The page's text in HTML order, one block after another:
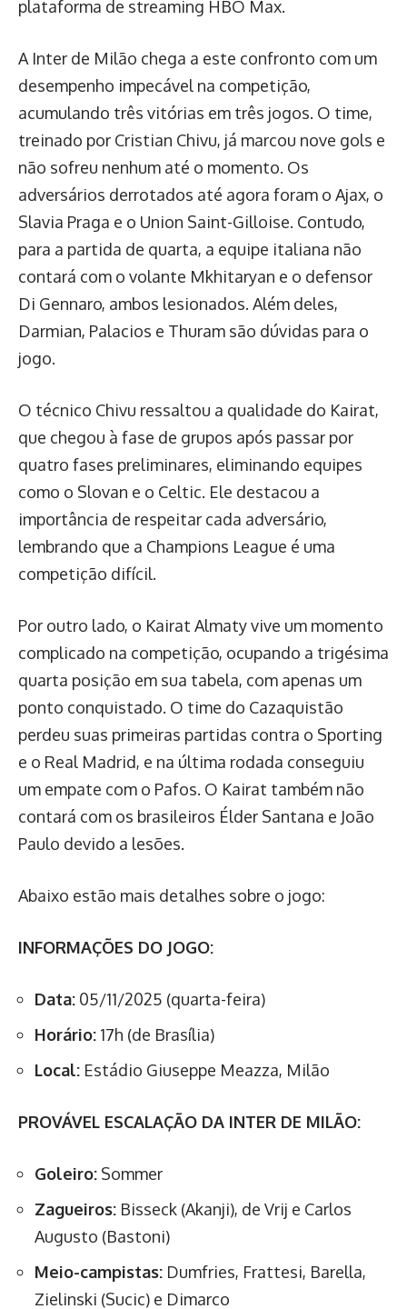
plataforma de streaming HBO Max.
A Inter de Milão chega a este confronto com um
desempenho impecável na competição,
acumulando três vitórias em três jogos. O time,
treinado por Cristian Chivu, já marcou nove gols e
não sofreu nenhum até o momento. Os
adversários derrotados até agora foram o Ajax, o
Slavia Praga e o Union Saint-Gilloise. Contudo,
para a partida de quarta, a equipe italiana não
contará com o volante Mkhitaryan e o defensor
Di Gennaro, ambos lesionados. Além deles,
Darmian, Palacios e Thuram são dúvidas para o
jogo.
O técnico Chivu ressaltou a qualidade do Kairat,
que chegou à fase de grupos após passar por
quatro fases preliminares, eliminando equipes
como o Slovan e o Celtic. Ele destacou a
importância de respeitar cada adversário,
lembrando que a Champions League é uma
competição difícil.
Por outro lado, o Kairat Almaty vive um momento
complicado na competição, ocupando a trigésima
quarta posição em sua tabela, com apenas um
ponto conquistado. O time do Cazaquistão
perdeu suas primeiras partidas contra o Sporting
e o Real Madrid, e na última rodada conseguiu
um empate com o Pafos. O Kairat também não
contará com os brasileiros Élder Santana e João
Paulo devido a lesões.
Abaixo estão mais detalhes sobre o jogo:
INFORMAÇÕES DO JOGO:
Data: 05/11/2025 (quarta-feira)
Horário: 17h (de Brasília)
Local: Estádio Giuseppe Meazza, Milão
PROVÁVEL ESCALAÇÃO DA INTER DE MILÃO:
Goleiro: Sommer
Zagueiros: Bisseck (Akanji), de Vrij e Carlos
Augusto (Bastoni)
Meio-campistas: Dumfries, Frattesi, Barella,
Zielinski (Sucic) e Dimarco